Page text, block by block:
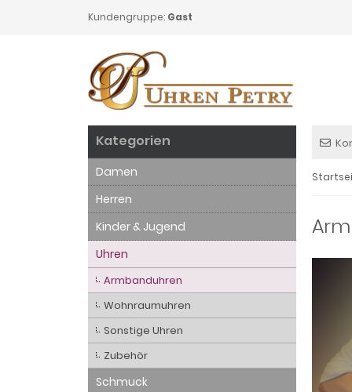
Kundengruppe: Gast
Kategorien
Damen
Herren
Kinder & Jugend
Uhren
Armbanduhren
Wohnraumuhren
Sonstige Uhren
Zubehör
Schmuck